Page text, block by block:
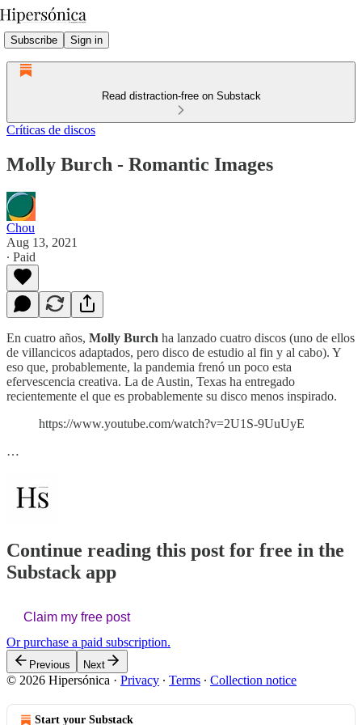
Subscribe Sign in
Read distraction-free on Substack
Críticas de discos
Molly Burch - Romantic Images
Chou
Aug 13, 2021
∙ Paid
En cuatro años, Molly Burch ha lanzado cuatro discos (uno de ellos
de villancicos adaptados, pero disco de estudio al fin y al cabo). Y
eso que, probablemente, la pandemia frenó un poco esta
efervescencia creativa. La de Austin, Texas ha entregado
recientemente el que es probablemente su disco menos inspirado.
https://www.youtube.com/watch?v=2U1S-9UuUyE
…
Continue reading this post for free in the
Substack app
Claim my free post
Or purchase a paid subscription.
Previous Next
© 2026 Hipersónica · Privacy ∙ Terms ∙ Collection notice
Start your Substack